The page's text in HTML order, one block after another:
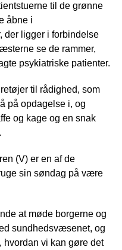
til de grønne
åbne i
der ligger i forbindelse
se de rammer,
psykiatriske patienter.
til rådighed, som
på opdagelse i, og
og kage og en snak
(V) er en af de
sin søndag på være
at møde borgerne og
sundhedsvæsenet, og
hvordan vi kan gøre det